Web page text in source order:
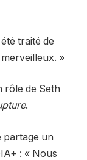
traité de
»
rôle de Seth
.
partage un
: « Nous